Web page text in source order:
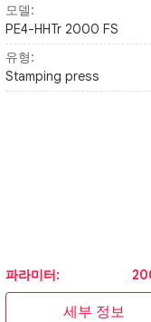
모델:
PE4-HHTr 2000 FS
유형:
Stamping press
파라미터:
세부 정보